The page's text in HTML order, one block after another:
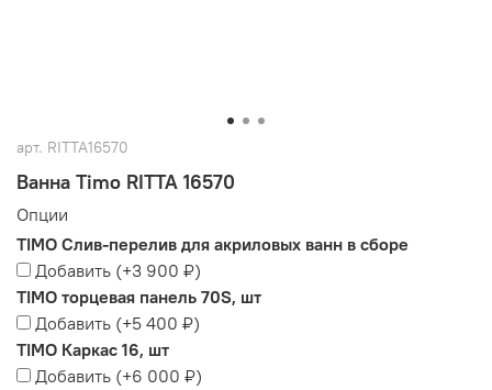
арт. RITTA16570
Ванна Timo RITTA 16570
Опции
TIMO Слив-перелив для акриловых ванн в сборе
Добавить (+3 900 ₽)
TIMO торцевая панель 70S, шт
Добавить (+5 400 ₽)
TIMO Каркас 16, шт
Добавить (+6 000 ₽)